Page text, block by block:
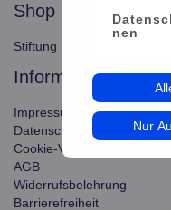
nen
Nur
shop
Stiftung Planetarium Berlin
information
Impressum
Datenschutz
Cookie-Verwendung
AGB
Widerrufsbelehrung
Barrierefreiheit